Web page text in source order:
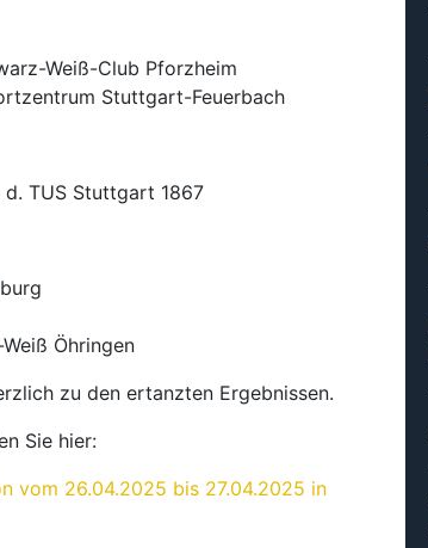
Weiß-Club Pforzheim
Stuttgart-Feuerbach
d. TUS Stuttgart 1867
Öhringen
zu den ertanzten Ergebnissen.
Sie hier:
vom 26.04.2025 bis 27.04.2025 in